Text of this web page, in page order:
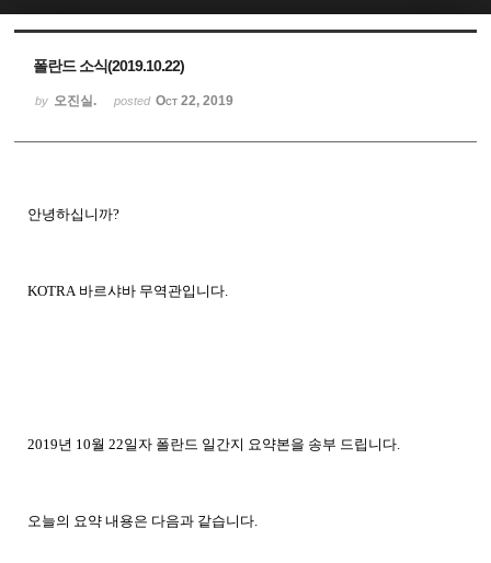
폴란드 소식(2019.10.22)
by 오진실. posted Oct 22, 2019
안녕하십니까?
KOTRA 바르샤바 무역관입니다.
2019년 10월 22일자 폴란드 일간지 요약본을 송부 드립니다.
오늘의 요약 내용은 다음과 같습니다.
Sketchbook5, 스케치북5